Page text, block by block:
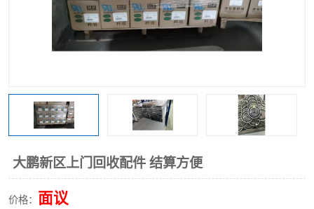
大鹏新区上门回收配件 结算方便
价格： 面议